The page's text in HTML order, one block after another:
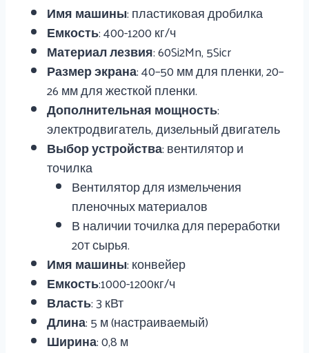
Имя машины: пластиковая дробилка
Емкость: 400-1200 кг/ч
Материал лезвия: 60Si2Mn, 5Sicr
Размер экрана: 40–50 мм для пленки, 20–
26 мм для жесткой пленки.
Дополнительная мощность:
электродвигатель, дизельный двигатель
Выбор устройства: вентилятор и
точилка
Вентилятор для измельчения
пленочных материалов
В наличии точилка для переработки
20т сырья.
Имя машины: конвейер
Емкость:1000-1200кг/ч
Власть: 3 кВт
Длина: 5 м (настраиваемый)
Ширина: 0,8 м